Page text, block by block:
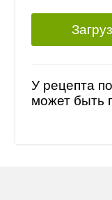
У рецепта
может быть